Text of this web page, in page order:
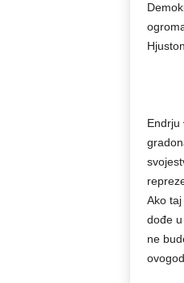
Endrju
Ako
dođe
ne